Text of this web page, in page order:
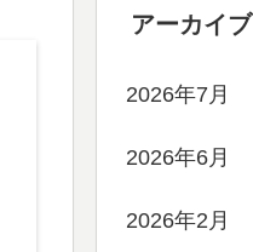
アーカイブ
2026年7月
2026年6月
2026年2月